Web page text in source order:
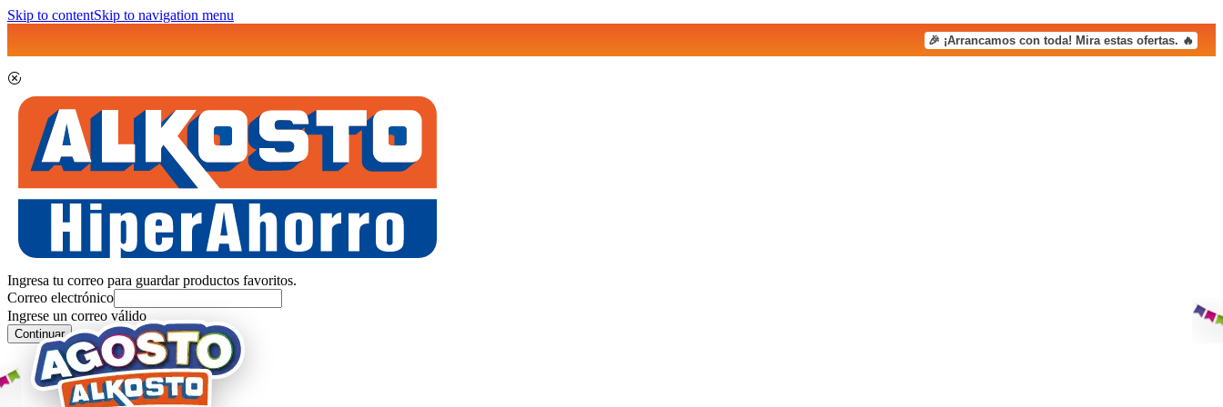
Skip to contentSkip to navigation menu
🎉 ¡Arrancamos con toda! Mira estas ofertas. 🔥
Ingresa tu correo para guardar productos favoritos.
Correo electrónico
Ingrese un correo válido
Continuar